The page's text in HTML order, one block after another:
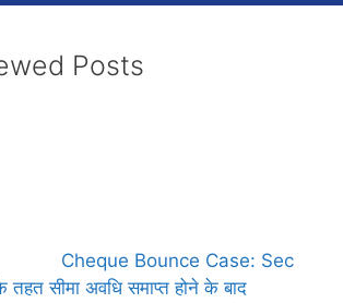
Posts
Cheque Bounce Case: Sec
सीमा अवधि समाप्त होने के बाद